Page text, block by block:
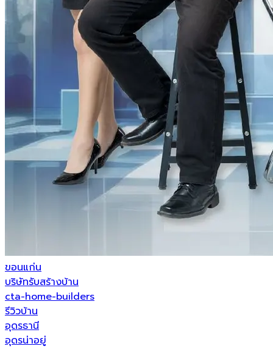
ขอนแก่น
บริษัทรับสร้างบ้าน
cta-home-builders
รีวิวบ้าน
อุดรธานี
อุดรน่าอยู่